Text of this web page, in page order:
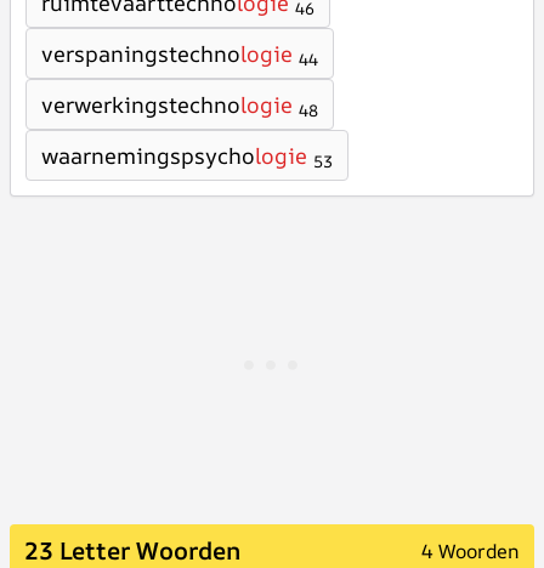
46
verspaningstechnologie 44
verwerkingstechnologie 48
waarnemingspsychologie 53
23 Letter Woorden 4 Woorden